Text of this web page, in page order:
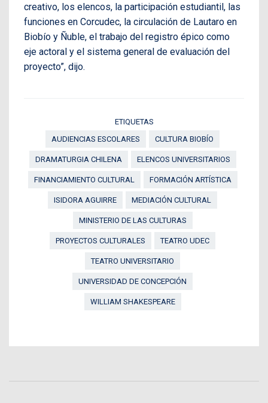
creativo, los elencos, la participación estudiantil, las
funciones en Corcudec, la circulación de Lautaro en
Biobío y Ñuble, el trabajo del registro épico como
eje actoral y el sistema general de evaluación del
proyecto”, dijo.
ETIQUETAS
AUDIENCIAS ESCOLARES
CULTURA BIOBÍO
DRAMATURGIA CHILENA ELENCOS UNIVERSITARIOS
FINANCIAMIENTO CULTURAL FORMACIÓN ARTÍSTICA
ISIDORA AGUIRRE MEDIACIÓN CULTURAL
MINISTERIO DE LAS CULTURAS
PROYECTOS CULTURALES TEATRO UDEC
TEATRO UNIVERSITARIO
UNIVERSIDAD DE CONCEPCIÓN
WILLIAM SHAKESPEARE